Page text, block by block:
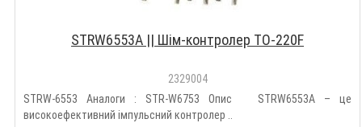
STRW6553A || Шім-контролер TO-220F
2329004
STRW-6553 Аналоги : STR-W6753 Опис STRW6553A – це
високоефективний імпульсний контролер ..